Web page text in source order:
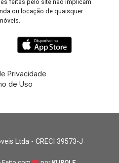
feitas pelo site não implicam
ou locação de quaisquer
Privacidade
de Uso
Ltda - CRECI 39573-J